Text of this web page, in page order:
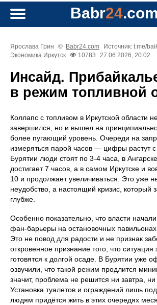
Babr24.com
Ярослава Грин © Babr24.com Источник: t.me/
Экономика Иркутск 10783 27.06.2026, 20:02
Инсайд.
в режим топливной
Коллапс с топливом в Иркутской области
завершился, но и вышел на
более пугающий уровень. Очереди на
измеряться парой часов — цифры растут
Бурятии люди стоят по 3-4 часа, в
достигает 7 часов, а в самом Иркутске и
10 и продолжает увеличиваться. Это уже
неудобство, а настоящий кризис, который
глубже.
Особенно показательно, что власти
фан-барьеры на остановочных павильонах
Это не повод для радости и не признак
откровенное признание того, что ситуация
готовятся к долгой осаде. В Бурятии уже
озвучили, что такой режим продлится
значит, проблема не решится ни завтра,
Установка туалетов и ограждений лишь
людям придётся жить в этих очередях